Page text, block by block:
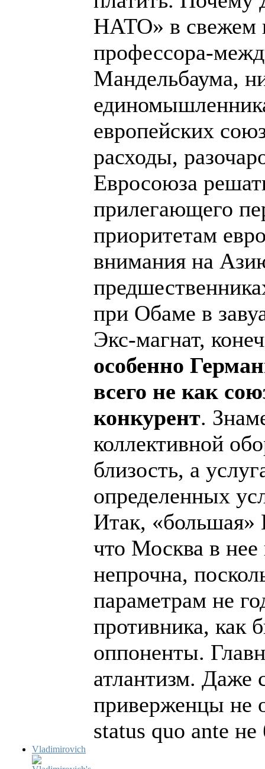
Vladimirovich
НАТО» в свежем
профессора-
Мандельбаума,
европейских
расходы,
Евросоюза
прилегающего
приоритетам
внимания на
при Обаме в
Экс-магнат,
особенно
всего не как
конкурент.
коллективной
близость, а
определенных
Итак, «большая»
что Москва в нее
непрочна,
параметрам не
противника, как
оппоненты.
атлантизм. Даже
приверженцы не
status quo ante